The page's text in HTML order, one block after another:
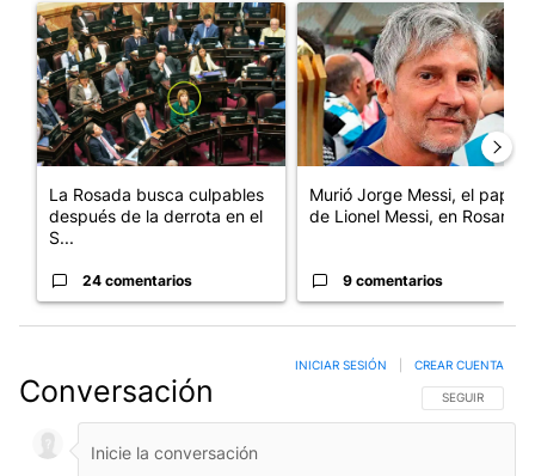
Un artículo de tendencia con el título "La Rosada busca
La Rosada busca culpables
después de la derrota en el
S...
24 comentarios
Un artículo de tendencia con
Murió Jorge Messi, el papá
de Lionel Messi, en Rosario
9 comentarios
Conversación SIGA ESTA
SEGUIR
INICIAR SESIÓN CREAR CUENTA